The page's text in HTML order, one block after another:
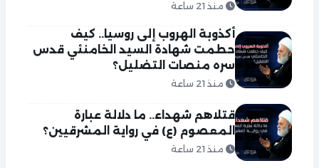
منذ 21 ساعة
أكذوبة الهروب إلى روسيا.. كيف
حطمت شهادة السيد الخامنئي قدس
سره منصات التضليل؟
منذ 21 ساعة
قتلاهم شهداء.. ما دلالة عبارة
المعصوم (ع) في رواية المشرقيين؟
منذ 21 ساعة